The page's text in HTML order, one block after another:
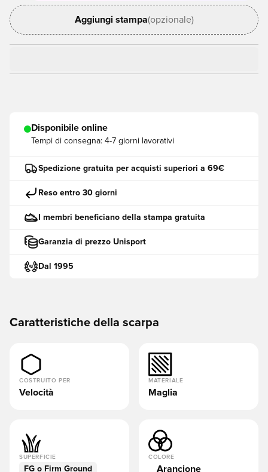
Aggiungi stampa(opzionale)
Disponibile online
Tempi di consegna: 4-7 giorni lavorativi
Spedizione gratuita per acquisti superiori a 69€
Reso entro 30 giorni
I membri beneficiano della stampa gratuita
Garanzia di prezzo Unisport
Dal 1995
Caratteristiche della scarpa
COSTRUITO PER
Velocità
MATERIALE
Maglia
SUPERFICIE
FG o Firm Ground
COLORE
Arancione